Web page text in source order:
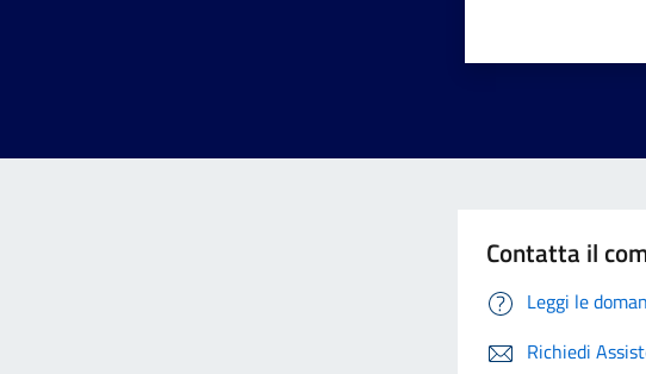
Contatta il
Leggi le
Richiedi